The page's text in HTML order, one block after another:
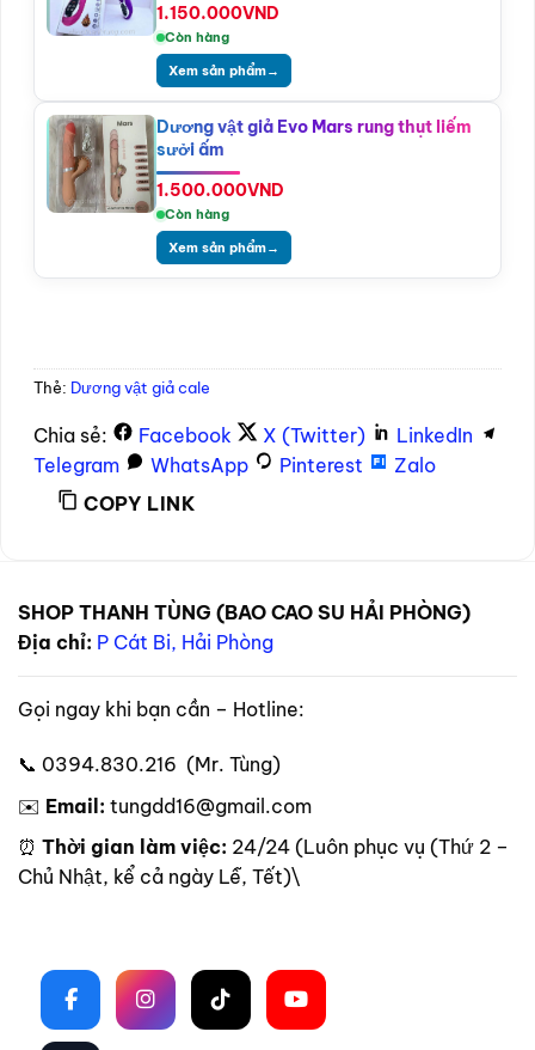
1.150.000VND
Còn hàng
Xem sản phẩm→
Dương vật giả Evo Mars rung thụt liếm
sưởi ấm
1.500.000VND
Còn hàng
Xem sản phẩm→
Thẻ: Dương vật giả cale
Chia sẻ: Facebook X (Twitter)
LinkedIn
Telegram
WhatsApp Pinterest
Zalo
COPY LINK
SHOP THANH TÙNG (BAO CAO SU HẢI PHÒNG)
Địa chỉ: P Cát Bi, Hải Phòng
Gọi ngay khi bạn cần – Hotline:
📞 0394.830.216 (Mr. Tùng)
✉️ Email: tungdd16@gmail.com
⏰ Thời gian làm việc: 24/24 (Luôn phục vụ (Thứ 2 –
Chủ Nhật, kể cả ngày Lễ, Tết)\